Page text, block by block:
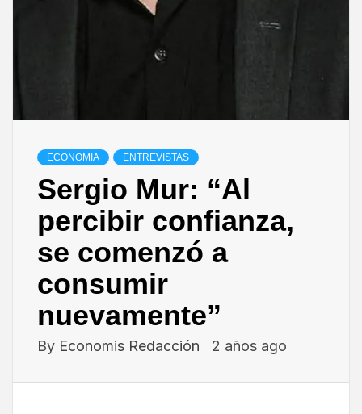
ECONOMIA ENTREVISTAS
Sergio Mur: “Al
percibir confianza,
se comenzó a
consumir
nuevamente”
By Economis Redacción 2 años ago